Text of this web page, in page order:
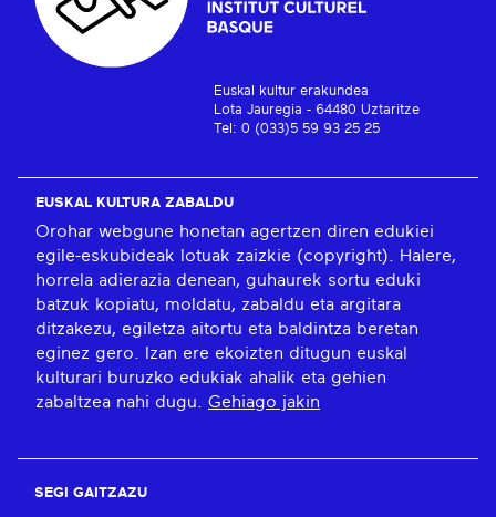
Euskal kultur erakundea
Lota Jauregia - 64480 Uztaritze
Tel: 0 (033)5 59 93 25 25
EUSKAL KULTURA ZABALDU
Orohar webgune honetan agertzen diren edukiei
egile-eskubideak lotuak zaizkie (copyright). Halere,
horrela adierazia denean, guhaurek sortu eduki
batzuk kopiatu, moldatu, zabaldu eta argitara
ditzakezu, egiletza aitortu eta baldintza beretan
eginez gero. Izan ere ekoizten ditugun euskal
kulturari buruzko edukiak ahalik eta gehien
zabaltzea nahi dugu. Gehiago jakin
SEGI GAITZAZU